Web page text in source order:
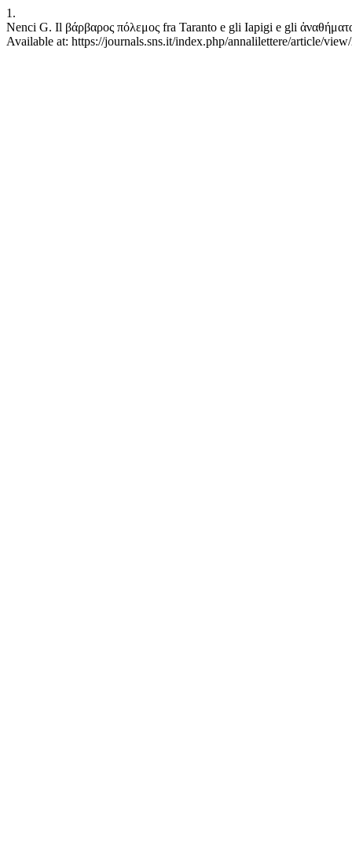
1.
Nenci G. Il βάρβαρος πόλεμος fra Taranto e gli Iapigi e gli
Available at: https://journals.sns.it/index.php/annalilettere/article/